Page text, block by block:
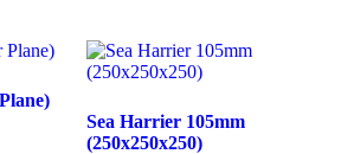
Sea Harrier 105mm
(250x250x250)